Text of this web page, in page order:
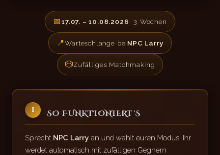
📅17.07. – 10.08.2026· 3 Wochen
📍Warteschlange beiNPC Larry
🎲Zufälliges Matchmaking
1 SO FUNKTIONIERT'S
Sprecht NPC Larry an und wählt euren Modus. Ihr
werdet automatisch mit zufälligen Gegnern